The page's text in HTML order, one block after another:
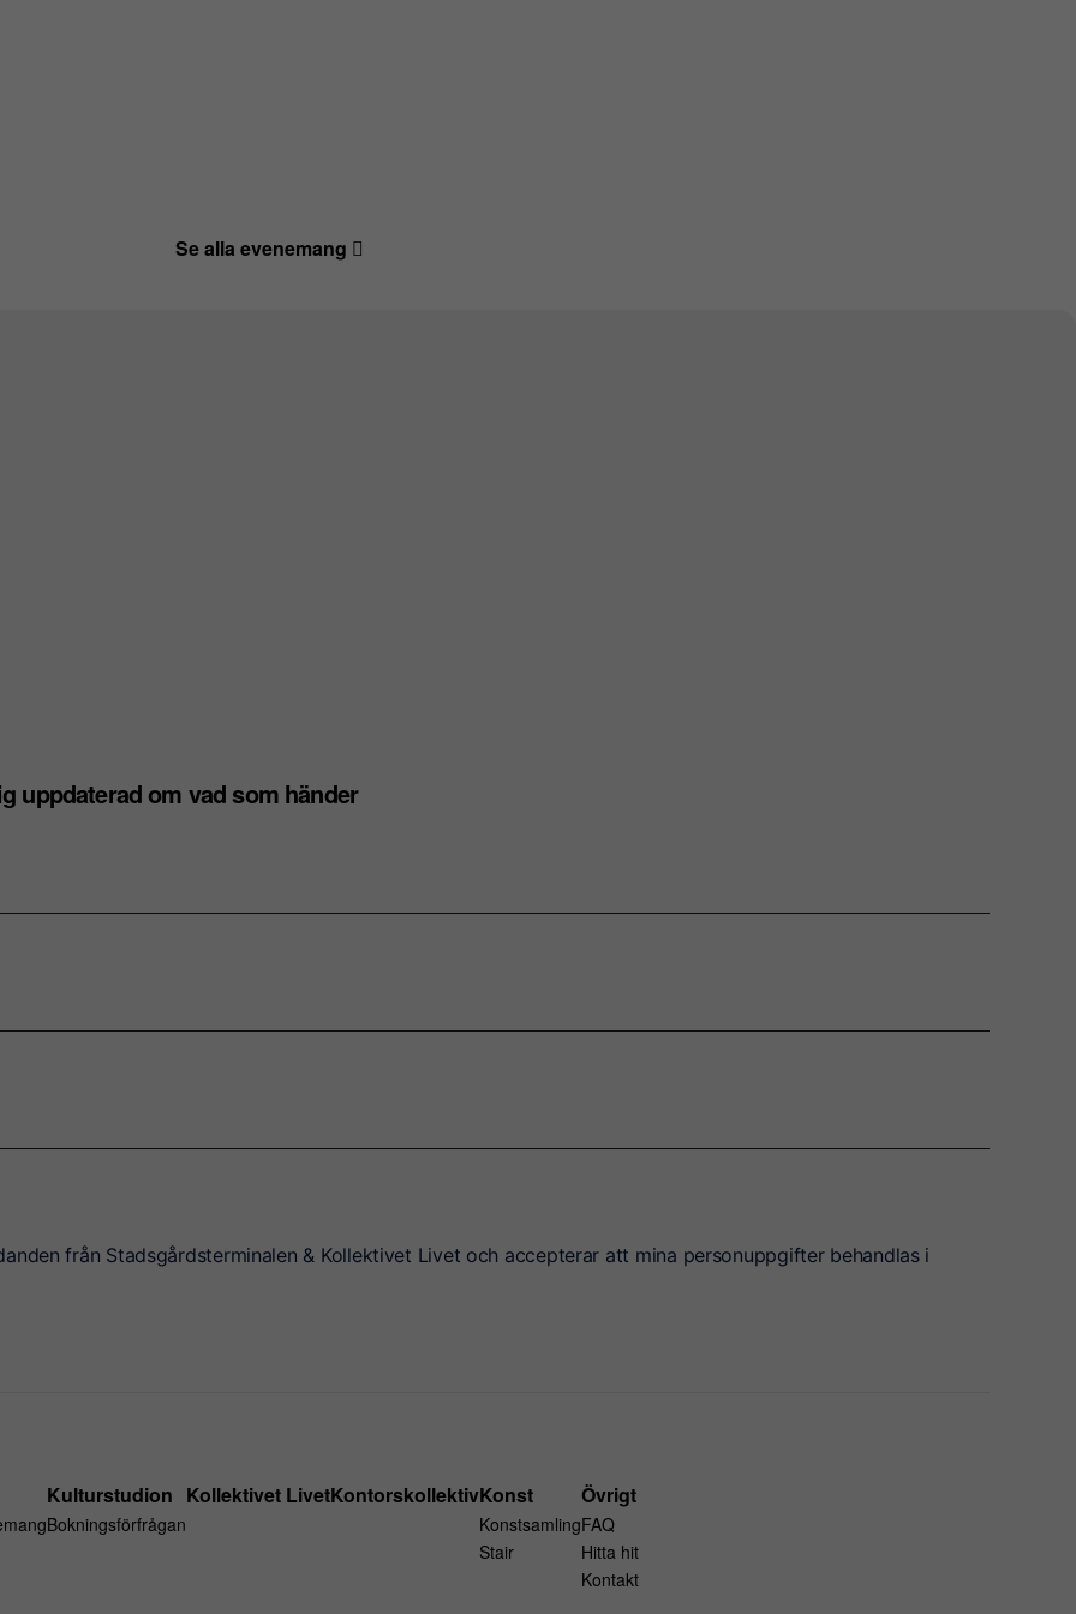
Se alla evenemang
uppdaterad om vad som händer
från Stadsgårdsterminalen & Kollektivet Livet och accepterar att mina personuppgifter behandlas i
Kulturstudion
Bokningsförfrågan
Kollektivet LivetKontorskollektivKonst
Konstsamling
Stair
Övrigt
FAQ
Hitta hit
Kontakt